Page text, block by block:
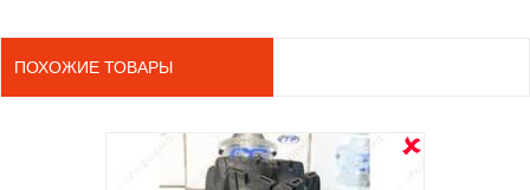
ПОХОЖИЕ ТОВАРЫ